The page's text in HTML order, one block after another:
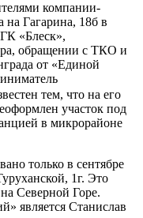
компании-
на Гагарина, 18б в
«Блеск»,
обращении с ТКО и
от «Единой
тем, что на его
участок под
в микрорайоне
только в сентябре
1г. Это
Северной Горе.
является Станислав